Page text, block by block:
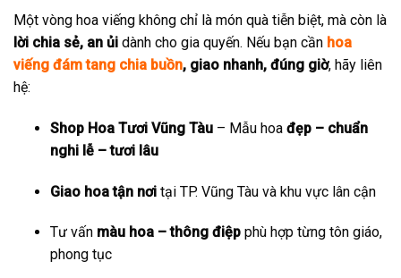
Một vòng hoa viếng không chỉ là món quà tiễn biệt, mà còn là
lời chia sẻ, an ủi dành cho gia quyến. Nếu bạn cần hoa
viếng đám tang chia buồn, giao nhanh, đúng giờ, hãy liên
hệ:
Shop Hoa Tươi Vũng Tàu– Mẫu hoa đẹp – chuẩn
nghi lễ – tươi lâu
Giao hoa tận nơitại TP. Vũng Tàu và khu vực lân cận
Tư vấn màu hoa – thông điệpphù hợp từng tôn giáo,
phong tục